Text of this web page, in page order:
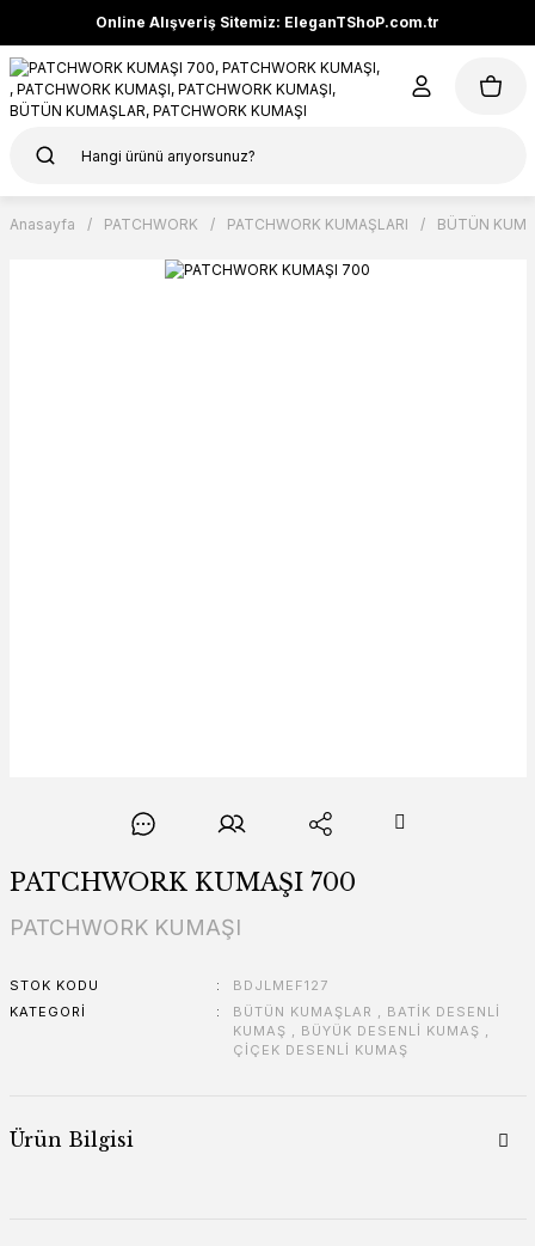
Online Alışveriş Sitemiz: EleganTShoP.com.tr
Anasayfa PATCHWORK PATCHWORK KUMAŞLARI BÜTÜN
PATCHWORK KUMAŞI 700
PATCHWORK KUMAŞI
STOK KODU
BDJLMEF127
KATEGORI
BÜTÜN KUMAŞLAR , BATİK DESENLİ
KUMAŞ , BÜYÜK DESENLİ KUMAŞ ,
ÇİÇEK DESENLİ KUMAŞ
Ürün Bilgisi